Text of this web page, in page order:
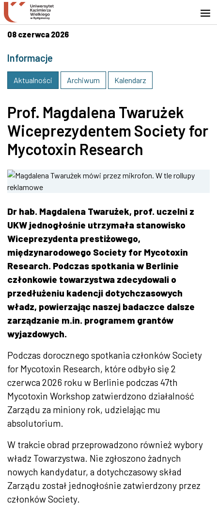
Przejdź do wyszukiwarki
Przejdź do treści
Przejdź do stopki - Kontakt
08 czerwca 2026
Informacje
Aktualności Archiwum Kalendarz
Prof. Magdalena Twarużek
Wiceprezydentem Society for
Mycotoxin Research
Dr hab. Magdalena Twarużek, prof. uczelni z
UKW jednogłośnie utrzymała stanowisko
Wiceprezydenta prestiżowego,
międzynarodowego Society for Mycotoxin
Research. Podczas spotkania w Berlinie
członkowie towarzystwa zdecydowali o
przedłużeniu kadencji dotychczasowych
władz, powierzając naszej badaczce dalsze
zarządzanie m.in. programem grantów
wyjazdowych.
Podczas dorocznego spotkania członków Society
for Mycotoxin Research, które odbyło się 2
czerwca 2026 roku w Berlinie podczas 47th
Mycotoxin Workshop zatwierdzono działalność
Zarządu za miniony rok, udzielając mu
absolutorium.
W trakcie obrad przeprowadzono również wybory
władz Towarzystwa. Nie zgłoszono żadnych
nowych kandydatur, a dotychczasowy skład
Zarządu został jednogłośnie zatwierdzony przez
członków Society.